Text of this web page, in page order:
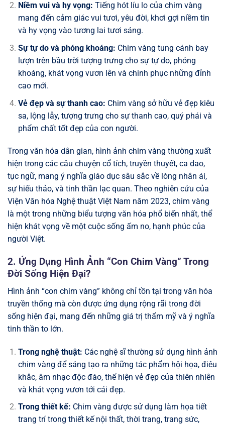
Niềm vui và hy vọng: Tiếng hót líu lo của chim vàng
mang đến cảm giác vui tươi, yêu đời, khơi gợi niềm tin
và hy vọng vào tương lai tươi sáng.
Sự tự do và phóng khoáng: Chim vàng tung cánh bay
lượn trên bầu trời tượng trưng cho sự tự do, phóng
khoáng, khát vọng vươn lên và chinh phục những đỉnh
cao mới.
Vẻ đẹp và sự thanh cao: Chim vàng sở hữu vẻ đẹp kiêu
sa, lộng lẫy, tượng trưng cho sự thanh cao, quý phái và
phẩm chất tốt đẹp của con người.
Trong văn hóa dân gian, hình ảnh chim vàng thường xuất
hiện trong các câu chuyện cổ tích, truyền thuyết, ca dao,
tục ngữ, mang ý nghĩa giáo dục sâu sắc về lòng nhân ái,
sự hiếu thảo, và tinh thần lạc quan. Theo nghiên cứu của
Viện Văn hóa Nghệ thuật Việt Nam năm 2023, chim vàng
là một trong những biểu tượng văn hóa phổ biến nhất, thể
hiện khát vọng về một cuộc sống ấm no, hạnh phúc của
người Việt.
2. Ứng Dụng Hình Ảnh “Con Chim Vàng” Trong
Đời Sống Hiện Đại?
Hình ảnh “con chim vàng” không chỉ tồn tại trong văn hóa
truyền thống mà còn được ứng dụng rộng rãi trong đời
sống hiện đại, mang đến những giá trị thẩm mỹ và ý nghĩa
tinh thần to lớn.
Trong nghệ thuật: Các nghệ sĩ thường sử dụng hình ảnh
chim vàng để sáng tạo ra những tác phẩm hội họa, điêu
khắc, âm nhạc độc đáo, thể hiện vẻ đẹp của thiên nhiên
và khát vọng vươn tới cái đẹp.
Trong thiết kế: Chim vàng được sử dụng làm họa tiết
trang trí trong thiết kế nội thất, thời trang, trang sức,